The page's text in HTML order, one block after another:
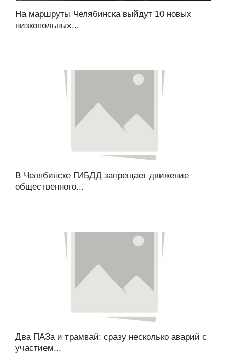
На маршруты Челябинска выйдут 10 новых
низкопольных...
В Челябинске ГИБДД запрещает движение
общественного...
Два ПАЗа и трамвай: сразу несколько аварий с
участием...